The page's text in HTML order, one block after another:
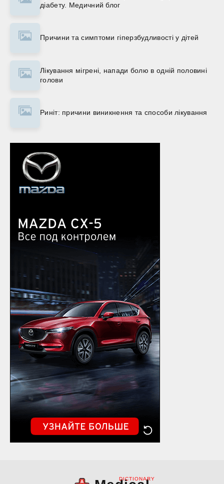
діабету. Медичний блог
Причини та симптоми гіперзбудливості у дітей
Лікування мігрені, напади болю в одній половині
голови
Риніт: причини виникнення та способи лікування
DICTIONARY